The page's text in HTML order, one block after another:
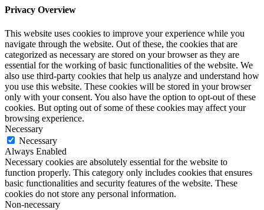
Privacy Overview
This website uses cookies to improve your experience while you
navigate through the website. Out of these, the cookies that are
categorized as necessary are stored on your browser as they are
essential for the working of basic functionalities of the website. We
also use third-party cookies that help us analyze and understand how
you use this website. These cookies will be stored in your browser
only with your consent. You also have the option to opt-out of these
cookies. But opting out of some of these cookies may affect your
browsing experience.
Necessary
Necessary
Always Enabled
Necessary cookies are absolutely essential for the website to
function properly. This category only includes cookies that ensures
basic functionalities and security features of the website. These
cookies do not store any personal information.
Non-necessary